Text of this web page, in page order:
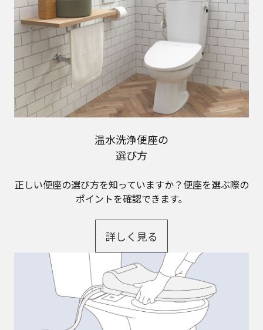
温水洗浄便座の
選び方
正しい便座の選び方を知っていますか？便座を選ぶ際の
ポイントを確認できます。
詳しく見る